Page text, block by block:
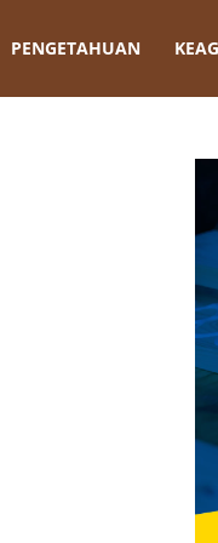
PENGETAHUAN